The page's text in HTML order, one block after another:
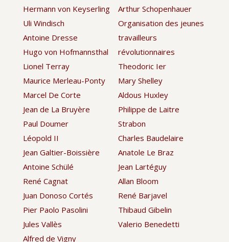
Hermann von Keyserling
Uli Windisch
Antoine Dresse
Hugo von Hofmannsthal
Lionel Terray
Maurice Merleau-Ponty
Marcel De Corte
Jean de La Bruyère
Paul Doumer
Léopold II
Jean Galtier-Boissière
Antoine Schülé
René Cagnat
Juan Donoso Cortés
Pier Paolo Pasolini
Jules Vallès
Alfred de Vigny
Arthur Schopenhauer
Organisation des jeunes
travailleurs
révolutionnaires
Theodoric Ier
Mary Shelley
Aldous Huxley
Philippe de Laitre
Strabon
Charles Baudelaire
Anatole Le Braz
Jean Lartéguy
Allan Bloom
René Barjavel
Thibaud Gibelin
Valerio Benedetti